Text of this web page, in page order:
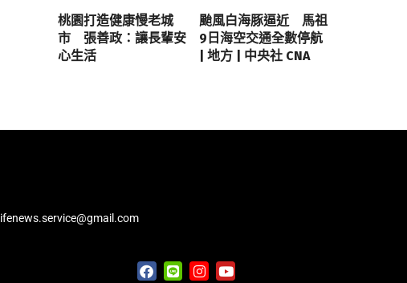
桃園打造健康慢老城
市 張善政：讓長輩安
心生活
颱風白海豚逼近 馬祖
9日海空交通全數停航
| 地方 | 中央社 CNA
lifenews.service@gmail.com